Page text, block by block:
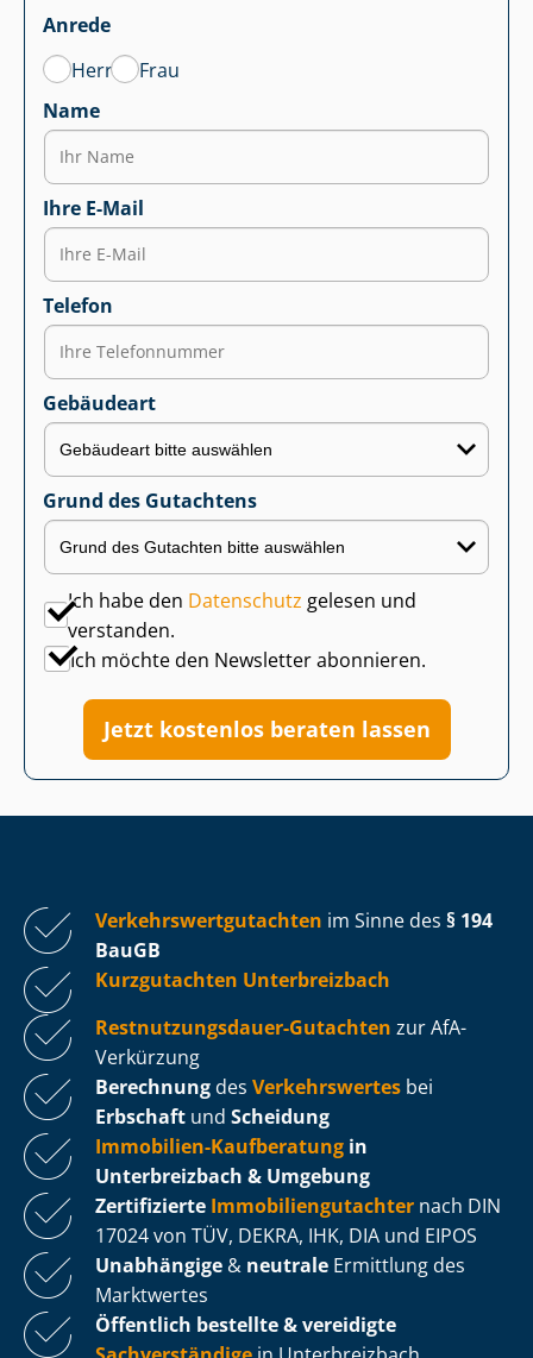
Anrede
Herr
Frau
Name
Ihre E-Mail
Telefon
Gebäudeart
Grund des Gutachtens
Ich habe den Datenschutz gelesen und
verstanden.
Ich möchte den Newsletter abonnieren.
Jetzt kostenlos beraten lassen
Ver­kehrs­wert­gut­ach­ten im Sinne des § 194
BauGB
Kurzgutachten Unterbreizbach
Rest­nut­zungs­dau­er-Gutachten zur AfA-
Verkürzung
Berechnung des Verkehrswertes bei
Erbschaft und Scheidung
Immobilien-Kaufberatung in
Unterbreizbach & Umgebung
Zertifizierte Im­mo­bi­li­en­gut­ach­ter nach DIN
17024 von TÜV, DEKRA, IHK, DIA und EIPOS
Unabhängige & neutrale Ermittlung des
Marktwertes
Öffentlich bestellte & vereidigte